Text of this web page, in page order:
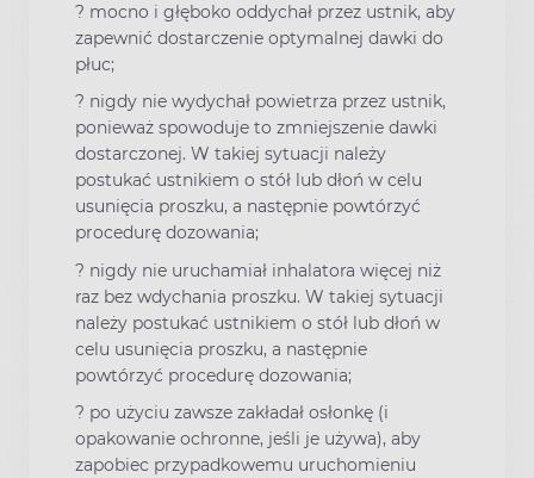
? mocno i głęboko oddychał przez ustnik, aby
zapewnić dostarczenie optymalnej dawki do
płuc;
? nigdy nie wydychał powietrza przez ustnik,
ponieważ spowoduje to zmniejszenie dawki
dostarczonej. W takiej sytuacji należy
postukać ustnikiem o stół lub dłoń w celu
usunięcia proszku, a następnie powtórzyć
procedurę dozowania;
? nigdy nie uruchamiał inhalatora więcej niż
raz bez wdychania proszku. W takiej sytuacji
należy postukać ustnikiem o stół lub dłoń w
celu usunięcia proszku, a następnie
powtórzyć procedurę dozowania;
? po użyciu zawsze zakładał osłonkę (i
opakowanie ochronne, jeśli je używa), aby
zapobiec przypadkowemu uruchomieniu